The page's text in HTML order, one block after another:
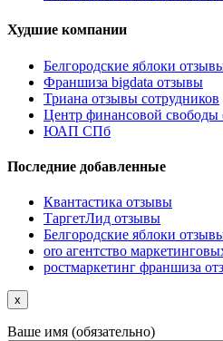
Худшие компании
Белгородские яблоки
Франшиза bigdata отзывы
Триана отзывы сотрудников
Центр финансовой свободы
ЮАП СПб
Последние добавленные
Квантастика отзывы
ТаргетЛид отзывы
Белгородские яблоки
oro агентство
ростмаркетинг франшиза
x
Ваше имя (обязательно)